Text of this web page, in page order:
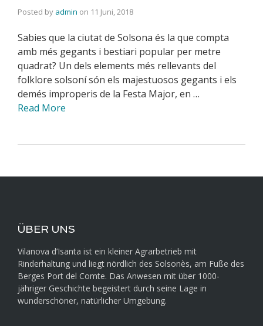
Posted by admin on 11 Juni, 2018
Sabies que la ciutat de Solsona és la que compta
amb més gegants i bestiari popular per metre
quadrat? Un dels elements més rellevants del
folklore solsoní són els majestuosos gegants i els
demés improperis de la Festa Major, en …
Read More
ÜBER UNS
Vilanova d’Isanta ist ein kleiner Agrarbetrieb mit
Rinderhaltung und liegt nördlich des Solsonès, am Fuße des
Berges Port del Comte. Das Anwesen mit über 1000-
jähriger Geschichte begeistert durch seine Lage in
wunderschöner, natürlicher Umgebung.